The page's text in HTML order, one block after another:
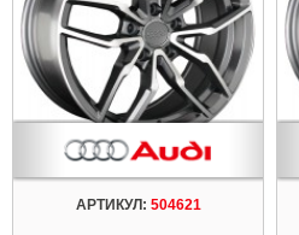
АРТИКУЛ: 504621